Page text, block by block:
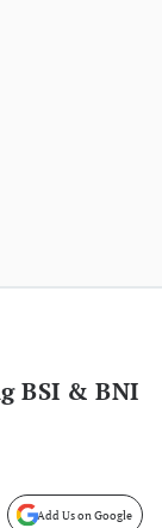
BSI & BNI
Add Us on Google